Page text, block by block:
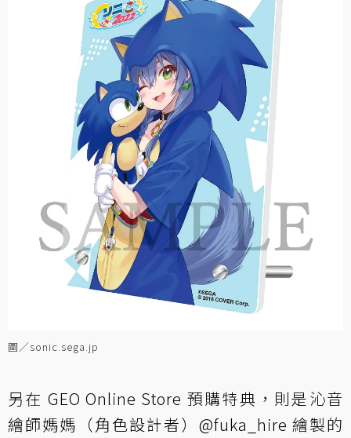
圖／sonic.sega.jp
另在 GEO Online Store 預購特典，則是沁音
繪師媽媽（角色設計者）@fuka_hire 繪製的